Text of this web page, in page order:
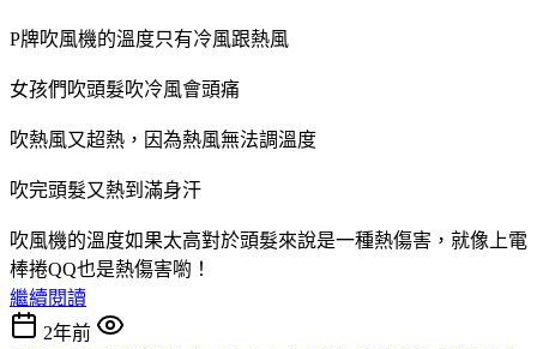
P牌吹風機的溫度只有冷風跟熱風
女孩們吹頭髮吹冷風會頭痛
吹熱風又超熱，因為熱風無法調溫度
吹完頭髮又熱到滿身汗
吹風機的溫度如果太高對於頭髮來說是一種熱傷害，就像上電
棒捲QQ也是熱傷害喲！
繼續閱讀
2年前